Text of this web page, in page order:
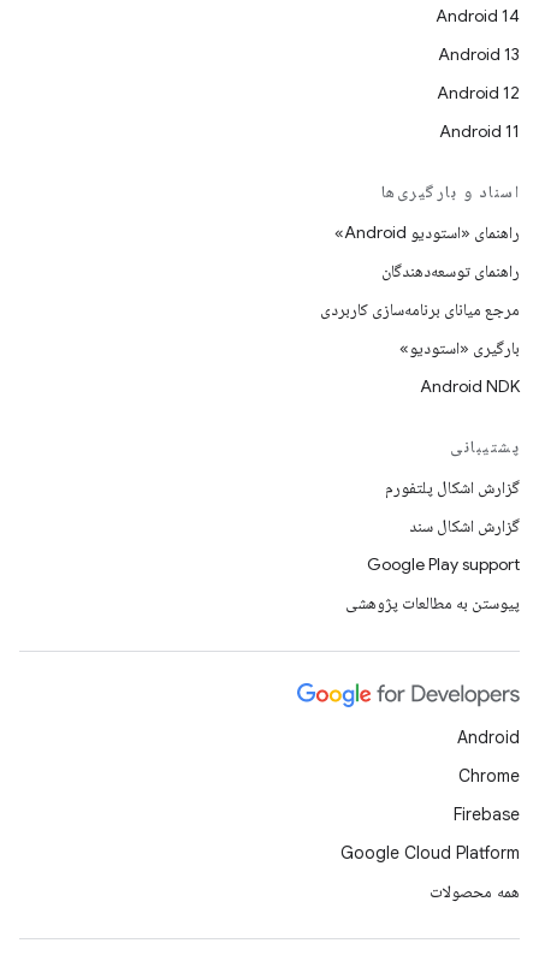
Android 14
Android 13
Android 12
Android 11
اسناد و بارگیری‌ها
راهنمای «استودیو Android»
راهنمای توسعه‌دهندگان
مرجع میانای برنامه‌سازی کاربردی
بارگیری «استودیو»
Android NDK
پشتیبانی
گزارش اشکال پلتفورم
گزارش اشکال سند
Google Play support
پیوستن به مطالعات پژوهشی
Android
Chrome
Firebase
Google Cloud Platform
همه محصولات